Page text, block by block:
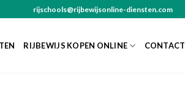
rijschools@rijbewijsonline-diensten.com
RIJBEWIJS KOPEN ONLINE CONTACT